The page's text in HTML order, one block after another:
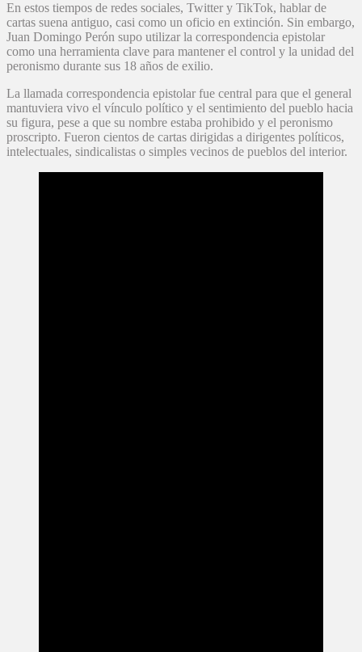
En estos tiempos de redes sociales, Twitter y TikTok, hablar de
cartas suena antiguo, casi como un oficio en extinción. Sin embargo,
Juan Domingo Perón supo utilizar la correspondencia epistolar
como una herramienta clave para mantener el control y la unidad del
peronismo durante sus 18 años de exilio.
La llamada correspondencia epistolar fue central para que el general
mantuviera vivo el vínculo político y el sentimiento del pueblo hacia
su figura, pese a que su nombre estaba prohibido y el peronismo
proscripto. Fueron cientos de cartas dirigidas a dirigentes políticos,
intelectuales, sindicalistas o simples vecinos de pueblos del interior.